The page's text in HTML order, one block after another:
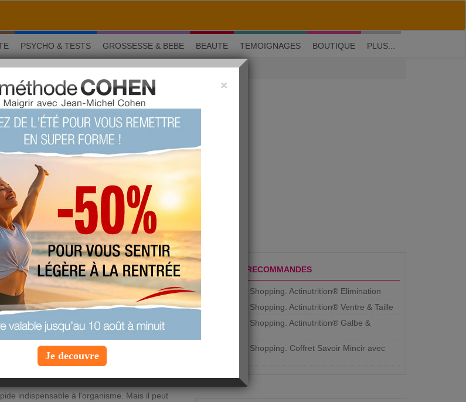
M'inscrire| Me connecter| ? Visite guidée
PSYCHO & TESTS GROSSESSE & BEBE BEAUTE TEMOIGNAGES BOUTIQUE PLUS...
taux de cholestérol
son alimentation. Menus, recettes...
cholestérol. Et découvrez le programme
indispensable à l'organisme. Mais il peut
PRODUITS RECOMMANDES
Aujourdhui Shopping. Actinutrition® Elimination
Aujourdhui Shopping. Actinutrition® Ventre & Taille
Aujourdhui Shopping. Actinutrition® Galbe &
Aujourdhui Shopping. ​Coffret Savoir Mincir avec
×
Je decouvre